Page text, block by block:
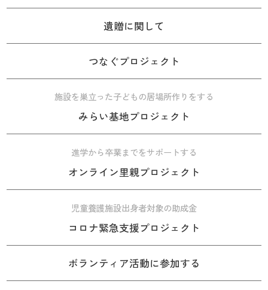
遺贈に関して
つなぐプロジェクト
施設を巣立った子どもの居場所作りをする
みらい基地プロジェクト
進学から卒業までをサポートする
オンライン里親プロジェクト
児童養護施設出身者対象の助成金
コロナ緊急支援プロジェクト
ボランティア活動に参加する